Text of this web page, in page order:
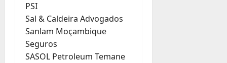
PSI
Sal & Caldeira Advogados
Sanlam Moçambique
Seguros
SASOL Petroleum Temane